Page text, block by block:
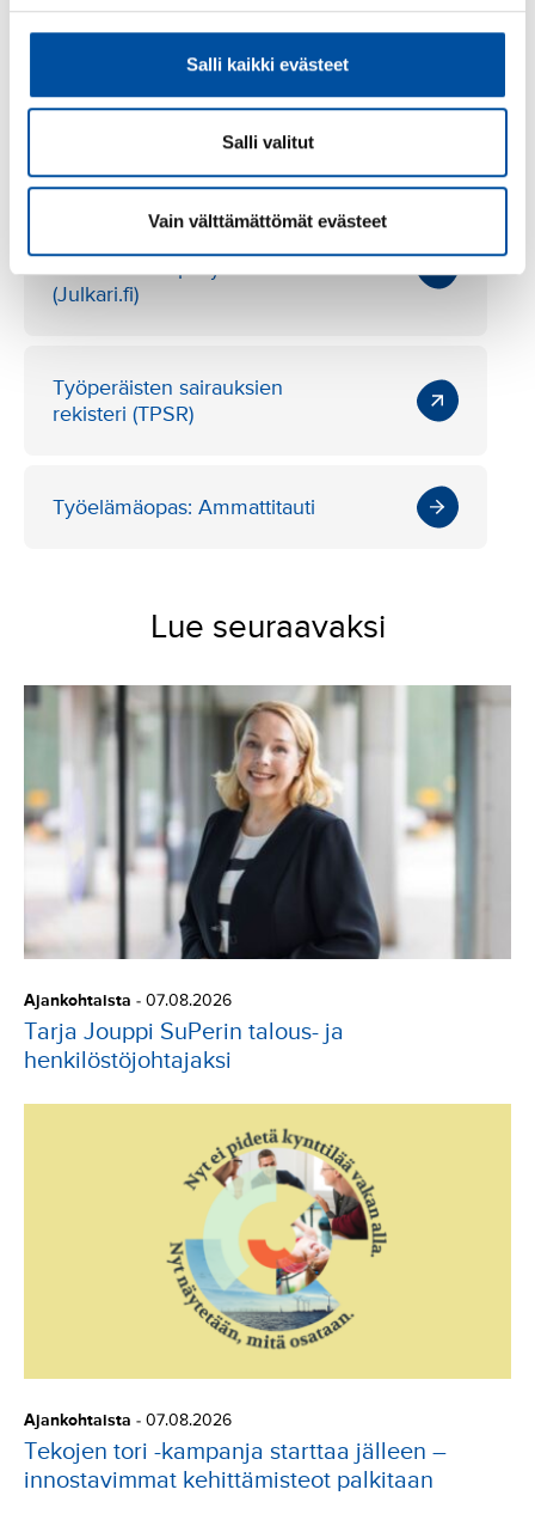
Salli kaikki evästeet
Salli valitut
Vain välttämättömät evästeet
Lisää aiheesta
ammattitautiepäilyt 2023
(Julkari.fi)
Työperäisten sairauksien
rekisteri (TPSR)
Työelämäopas: Ammattitauti
Lue seuraavaksi
Ajankohtaista - 07.08.2026
Tarja Jouppi SuPerin talous- ja
henkilöstöjohtajaksi
Ajankohtaista - 07.08.2026
Tekojen tori -kampanja starttaa jälleen –
innostavimmat kehittämisteot palkitaan